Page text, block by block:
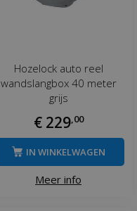
Hozelock auto reel
wandslangbox 40 meter
grijs
€ 229,00
Meer info
IN WINKELWAGEN